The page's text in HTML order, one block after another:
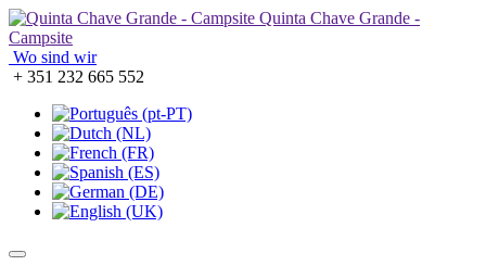
Quinta Chave Grande -
Campsite
Wo sind wir
+ 351 232 665 552